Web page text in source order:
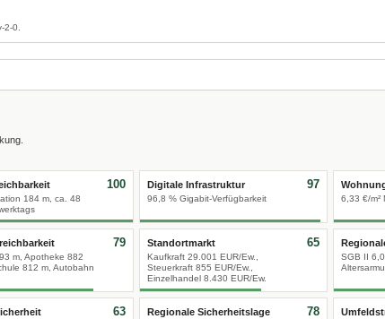
2-0.
184 m, ca. 48
100 Digitale Infrastruktur
96,8 % Gigabit-Verfügbarkeit
97
6,33 €/m²
m, Apotheke 882
812 m, Autobahn
79 Standortmarkt
Kaufkraft 29.001 EUR/Ew.,
Steuerkraft 855 EUR/Ew.,
Einzelhandel 8.430 EUR/Ew.
65
SGB II
63 Regionale Sicherheitslage 78